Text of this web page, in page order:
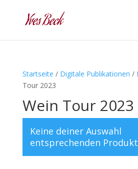
Startseite / Digitale Publikationen /
Tour 2023
Wein Tour 2023
Keine deiner Auswahl
entsprechenden